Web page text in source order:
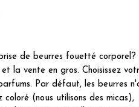
de beurres fouetté corporel?
la vente en gros. Choisissez
Par défaut, les beurres
coloré (nous utilisons des